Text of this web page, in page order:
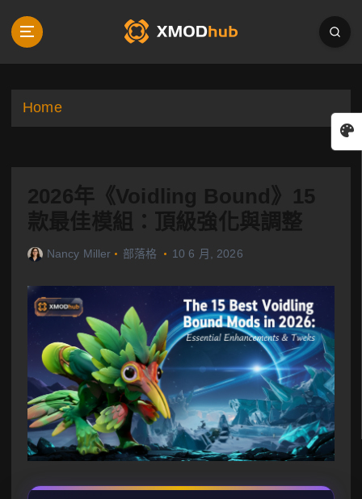
p
Home
2026年《Voidling Bound》15
款最佳模組：頂級強化與調整
Nancy Miller 部落格 10 6 月, 2026